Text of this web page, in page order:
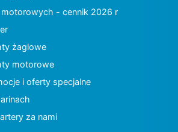
- cennik 2026 r
żaglowe
motorowe
i oferty specjalne
za nami